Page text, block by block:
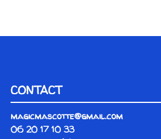
CONTACT
magicmascotte@gmail.com
06 20 17 10 33